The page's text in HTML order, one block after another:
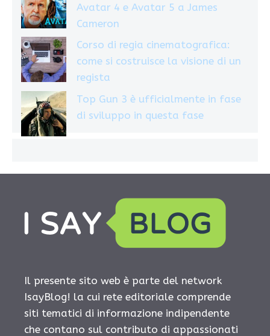
Avatar 4 e Avatar 5 a James
Cameron
Corso di regia cinematografica:
come si costruisce la visione di un
regista
Top Gun 3 è ufficialmente in fase
di sviluppo in questa fase
Il presente sito web è parte del network
IsayBlog! la cui rete editoriale comprende
siti tematici di informazione indipendente
che contano sul contributo di appassionati